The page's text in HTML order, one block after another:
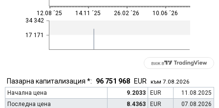
17 171
34 342
12.08 ´25 14.11 ´25 26.02 ´26 10.06 ´26
виж в
Пазарна капитализация *: 96 751 968 EUR към 7.08.2026
Начална цена
9.2033 EUR
11.08.2025
Последна цена
8.4363 EUR
07.08.2026